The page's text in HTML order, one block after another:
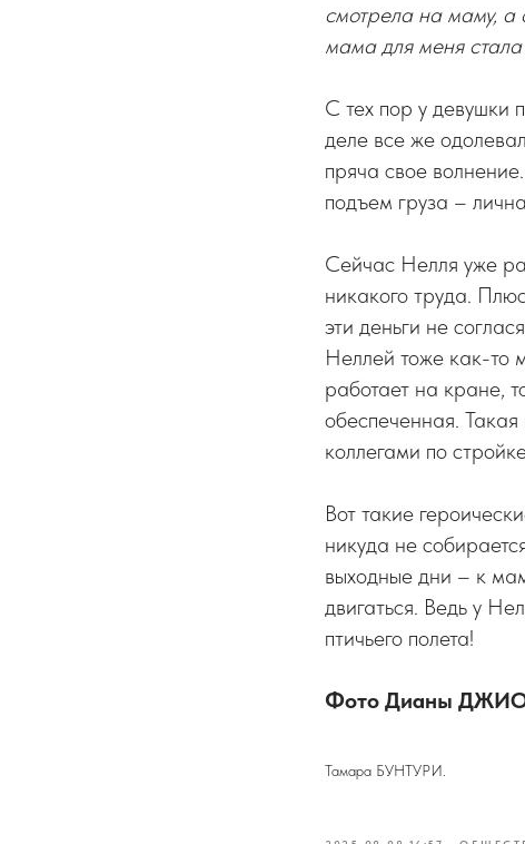
смотрела на маму, а
мама для меня стала
С тех пор у девушки
деле все же
пряча свое
подъем груза –
Сейчас Нелля уже
никакого труда.
эти деньги не
Неллей тоже как-то
работает на кране,
обеспеченная.
коллегами по
Вот такие
никуда не
выходные дни – к
двигаться. Ведь у
птичьего полета!
Фото Дианы
Тамара БУНТУРИ.